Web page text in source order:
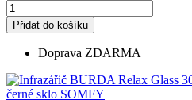
Přidat do košíku
Doprava ZDARMA